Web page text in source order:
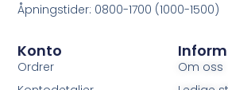
Om oss
Konto
Ordrer
Åpningstider: 0800-1700 (1000-1500)